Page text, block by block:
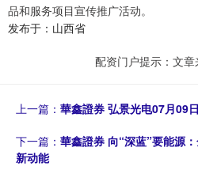
品和服务项目宣传推广活动。
发布于：山西省
配资门户提示：文章
上一篇： 華鑫證券 弘景光电07月09
下一篇： 華鑫證券 向“深蓝”要能源
新动能